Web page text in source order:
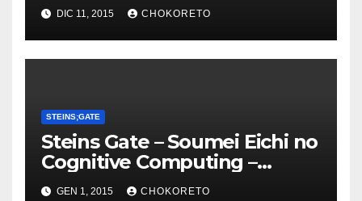
DIC 11, 2015 CHOKORETO
STEINS;GATE
Steins Gate – Soumei Eichi no
Cognitive Computing –
Torrent pack
GEN 1, 2015 CHOKORETO